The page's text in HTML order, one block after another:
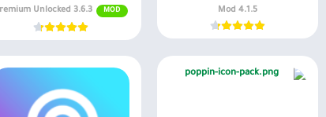
4.1.5 Mod
MOD
3.6.3 Premium Unlocked